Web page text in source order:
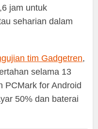
jam untuk
seharian dalam
tim Gadgetren,
selama 13
PCMark for Android
50% dan baterai